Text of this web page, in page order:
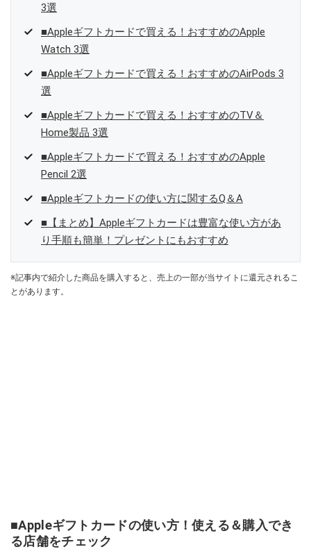
3選
■Appleギフトカードで買える！おすすめのApple
Watch 3選
■Appleギフトカードで買える！おすすめのAirPods 3
選
■Appleギフトカードで買える！おすすめのTV＆
Home製品 3選
■Appleギフトカードで買える！おすすめのApple
Pencil 2選
■Appleギフトカードの使い方に関するQ＆A
■【まとめ】Appleギフトカードは豊富な使い方があ
り手順も簡単！プレゼントにもおすすめ
※記事内で紹介した商品を購入すると、売上の一部が当サイトに還元されるこ
とがあります。
■Appleギフトカードの使い方！使える＆購入でき
る店舗をチェック